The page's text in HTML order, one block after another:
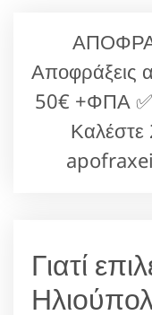
Αποφράξεις
50€ +ΦΠΑ
Γιατί